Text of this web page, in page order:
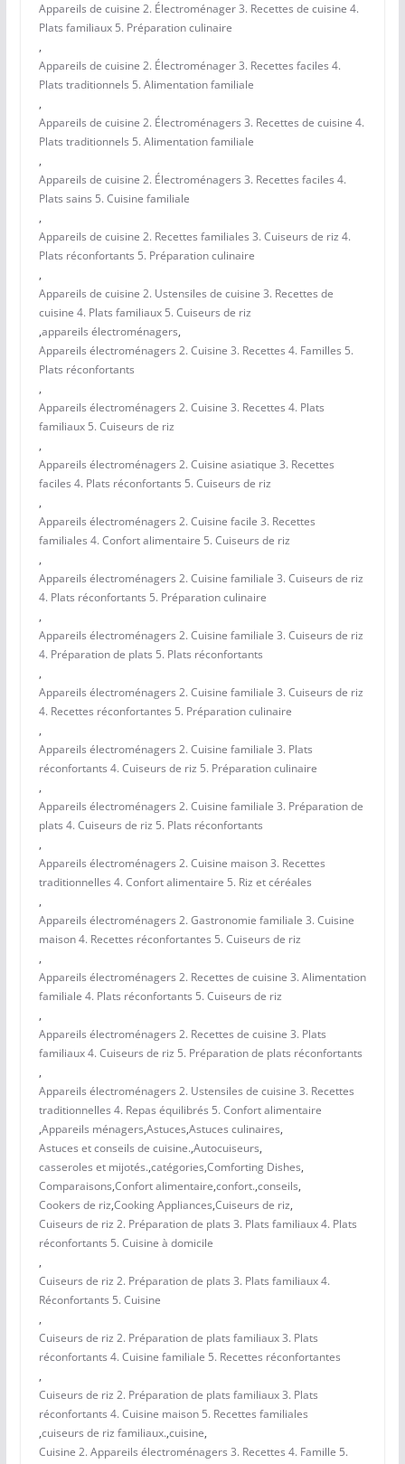
Appareils de cuisine 2. Électroménager 3. Recettes de cuisine 4.
Plats familiaux 5. Préparation culinaire
,
Appareils de cuisine 2. Électroménager 3. Recettes faciles 4.
Plats traditionnels 5. Alimentation familiale
,
Appareils de cuisine 2. Électroménagers 3. Recettes de cuisine 4.
Plats traditionnels 5. Alimentation familiale
,
Appareils de cuisine 2. Électroménagers 3. Recettes faciles 4.
Plats sains 5. Cuisine familiale
,
Appareils de cuisine 2. Recettes familiales 3. Cuiseurs de riz 4.
Plats réconfortants 5. Préparation culinaire
,
Appareils de cuisine 2. Ustensiles de cuisine 3. Recettes de
cuisine 4. Plats familiaux 5. Cuiseurs de riz
,appareils électroménagers,
Appareils électroménagers 2. Cuisine 3. Recettes 4. Familles 5.
Plats réconfortants
,
Appareils électroménagers 2. Cuisine 3. Recettes 4. Plats
familiaux 5. Cuiseurs de riz
,
Appareils électroménagers 2. Cuisine asiatique 3. Recettes
faciles 4. Plats réconfortants 5. Cuiseurs de riz
,
Appareils électroménagers 2. Cuisine facile 3. Recettes
familiales 4. Confort alimentaire 5. Cuiseurs de riz
,
Appareils électroménagers 2. Cuisine familiale 3. Cuiseurs de riz
4. Plats réconfortants 5. Préparation culinaire
,
Appareils électroménagers 2. Cuisine familiale 3. Cuiseurs de riz
4. Préparation de plats 5. Plats réconfortants
,
Appareils électroménagers 2. Cuisine familiale 3. Cuiseurs de riz
4. Recettes réconfortantes 5. Préparation culinaire
,
Appareils électroménagers 2. Cuisine familiale 3. Plats
réconfortants 4. Cuiseurs de riz 5. Préparation culinaire
,
Appareils électroménagers 2. Cuisine familiale 3. Préparation de
plats 4. Cuiseurs de riz 5. Plats réconfortants
,
Appareils électroménagers 2. Cuisine maison 3. Recettes
traditionnelles 4. Confort alimentaire 5. Riz et céréales
,
Appareils électroménagers 2. Gastronomie familiale 3. Cuisine
maison 4. Recettes réconfortantes 5. Cuiseurs de riz
,
Appareils électroménagers 2. Recettes de cuisine 3. Alimentation
familiale 4. Plats réconfortants 5. Cuiseurs de riz
,
Appareils électroménagers 2. Recettes de cuisine 3. Plats
familiaux 4. Cuiseurs de riz 5. Préparation de plats réconfortants
,
Appareils électroménagers 2. Ustensiles de cuisine 3. Recettes
traditionnelles 4. Repas équilibrés 5. Confort alimentaire
,Appareils ménagers,Astuces,Astuces culinaires,
Astuces et conseils de cuisine.,Autocuiseurs,
casseroles et mijotés.,catégories,Comforting Dishes,
Comparaisons,Confort alimentaire,confort.,conseils,
Cookers de riz,Cooking Appliances,Cuiseurs de riz,
Cuiseurs de riz 2. Préparation de plats 3. Plats familiaux 4. Plats
réconfortants 5. Cuisine à domicile
,
Cuiseurs de riz 2. Préparation de plats 3. Plats familiaux 4.
Réconfortants 5. Cuisine
,
Cuiseurs de riz 2. Préparation de plats familiaux 3. Plats
réconfortants 4. Cuisine familiale 5. Recettes réconfortantes
,
Cuiseurs de riz 2. Préparation de plats familiaux 3. Plats
réconfortants 4. Cuisine maison 5. Recettes familiales
,cuiseurs de riz familiaux.,cuisine,
Cuisine 2. Appareils électroménagers 3. Recettes 4. Famille 5.